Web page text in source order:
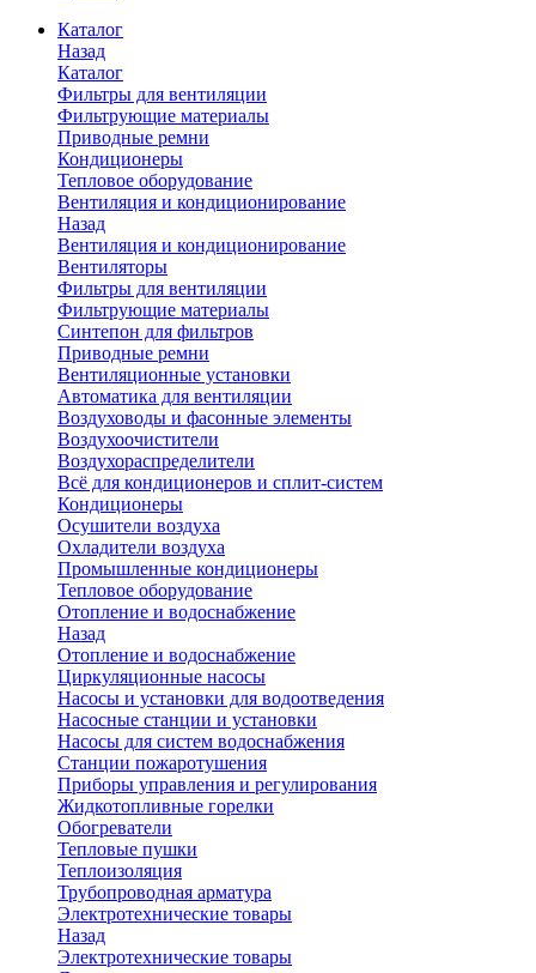
Каталог
Назад
Каталог
Фильтры для вентиляции
Фильтрующие материалы
Приводные ремни
Кондиционеры
Тепловое оборудование
Вентиляция и кондиционирование
Назад
Вентиляция и кондиционирование
Вентиляторы
Фильтры для вентиляции
Фильтрующие материалы
Синтепон для фильтров
Приводные ремни
Вентиляционные установки
Автоматика для вентиляции
Воздуховоды и фасонные элементы
Воздухоочистители
Воздухораспределители
Всё для кондиционеров и сплит-систем
Кондиционеры
Осушители воздуха
Охладители воздуха
Промышленные кондиционеры
Тепловое оборудование
Отопление и водоснабжение
Назад
Отопление и водоснабжение
Циркуляционные насосы
Насосы и установки для водоотведения
Насосные станции и установки
Насосы для систем водоснабжения
Станции пожаротушения
Приборы управления и регулирования
Жидкотопливные горелки
Обогреватели
Тепловые пушки
Теплоизоляция
Трубопроводная арматура
Электротехнические товары
Назад
Электротехнические товары